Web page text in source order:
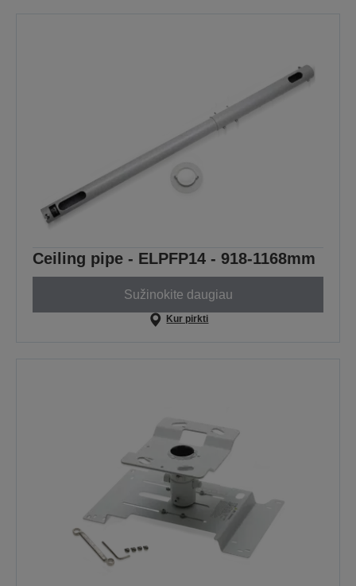
Ceiling pipe - ELPFP14 - 918-1168mm
Sužinokite daugiau
Kur pirkti